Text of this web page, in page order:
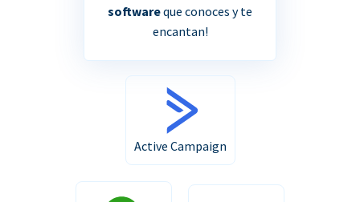
softwareque conoces y te
encantan!
Active Campaign